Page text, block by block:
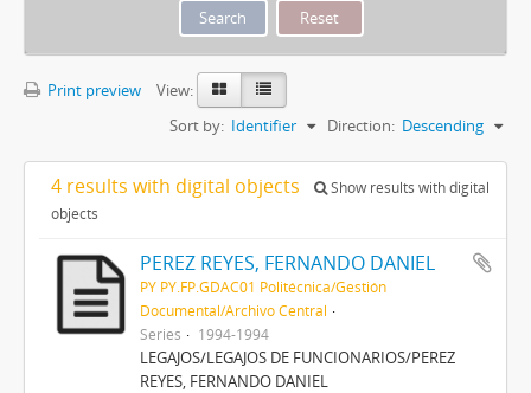
Print preview
View:
Sort by: Identifier Direction: Descending
4 results with digital objects
Show results with digital
objects
PEREZ REYES, FERNANDO DANIEL
PY PY.FP.GDAC01 Politécnica/Gestión
Documental/Archivo Central
Series
1994-1994
LEGAJOS/LEGAJOS DE FUNCIONARIOS/PEREZ
REYES, FERNANDO DANIEL